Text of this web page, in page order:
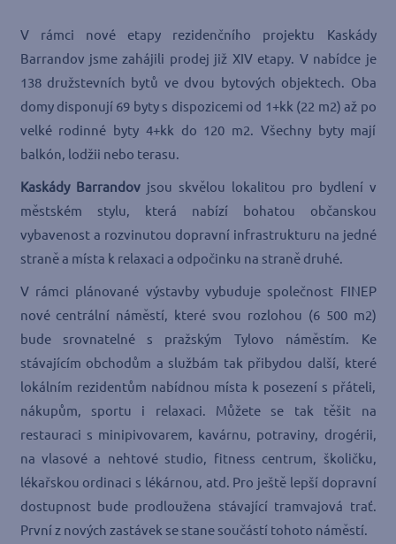
V rámci nové etapy rezidenčního projektu Kaskády
Barrandov jsme zahájili prodej již XIV etapy. V nabídce je
138 družstevních bytů ve dvou bytových objektech. Oba
domy disponují 69 byty s dispozicemi od 1+kk (22 m2) až po
velké rodinné byty 4+kk do 120 m2. Všechny byty mají
balkón, lodžii nebo terasu.
Kaskády Barrandovjsou skvělou lokalitou pro bydlení v
městském stylu, která nabízí bohatou občanskou
vybavenost a rozvinutou dopravní infrastrukturu na jedné
straně a místa k relaxaci a odpočinku na straně druhé.
V rámci plánované výstavby vybuduje společnost FINEP
nové centrální náměstí, které svou rozlohou (6 500 m2)
bude srovnatelné s pražským Tylovo náměstím. Ke
stávajícím obchodům a službám tak přibydou další, které
lokálním rezidentům nabídnou místa k posezení s přáteli,
nákupům, sportu i relaxaci. Můžete se tak těšit na
restauraci s minipivovarem, kavárnu, potraviny, drogérii,
na vlasové a nehtové studio, fitness centrum, školičku,
lékařskou ordinaci s lékárnou, atd. Pro ještě lepší dopravní
dostupnost bude prodloužena stávající tramvajová trať.
První z nových zastávek se stane součástí tohoto náměstí.